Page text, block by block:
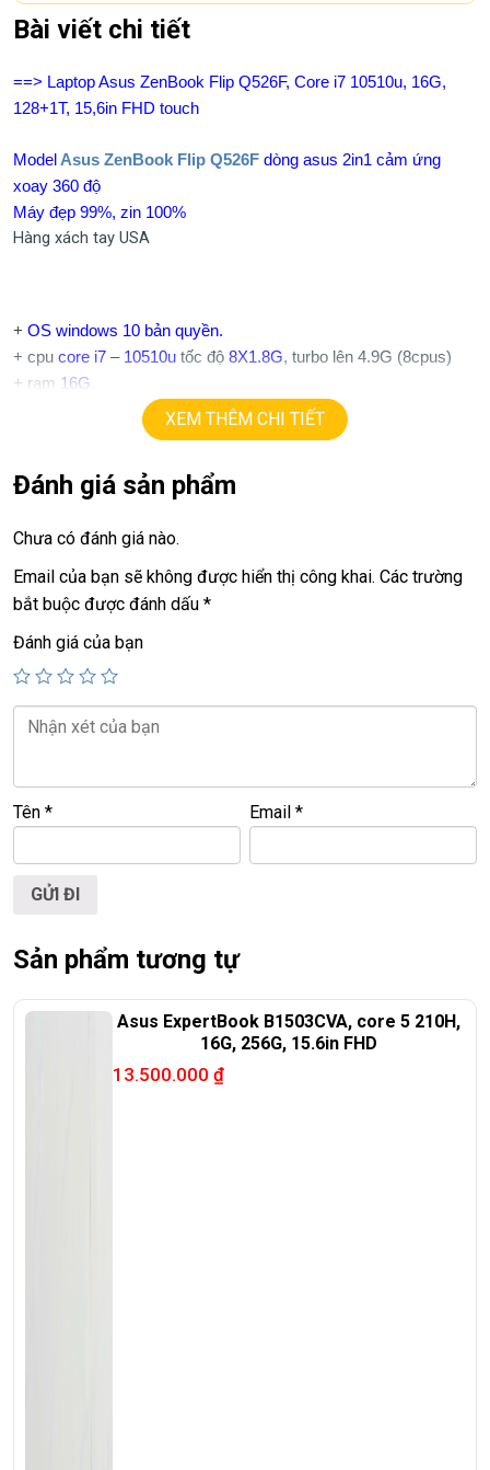
Bài viết chi tiết
==> Laptop Asus ZenBook Flip Q526F, Core i7 10510u, 16G,
128+1T, 15,6in FHD touch
Model Asus ZenBook Flip Q526F dòng asus 2in1 cảm ứng
xoay 360 độ
Máy đẹp 99%, zin 100%
Hàng xách tay USA
+ OS windows 10 bản quyền.
+ cpu core i7 – 10510u tốc độ 8X1.8G, turbo lên 4.9G (8cpus)
+ ram 16G
hdd
IPS Full HD
), cảm ứng đa điểm xoay
+ vga intel UHD 630
+ Pin 5h
+ phím chiclet,
full phím số, có đèn bàn phím
=======================================
LAPTOP TRIỀU PHÁT – UY TÍN – CHẤT LƯỢNG – GIÁ RẺ.
Face. Viber. Zalo :0938.078.389
ĐC: 60/26 Đồng Đen, p.14, Tân Bình
<<< Tất cả sản phẩm Laptop Triều Phát đều được bao ra hãng
XEM THÊM CHI TIẾT
Đánh giá sản phẩm
Chưa có đánh giá nào.
Email của bạn sẽ không được hiển thị công khai. Các trường
bắt buộc được đánh dấu *
Đánh giá của bạn
Tên * Email*
Sản phẩm tương tự
Asus ExpertBook B1503CVA, core 5 210H,
16G, 256G, 15.6in FHD
13.500.000 ₫